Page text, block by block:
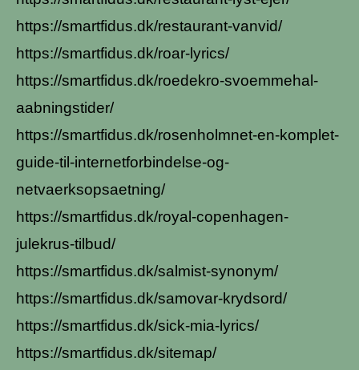
https://smartfidus.dk/restaurant-vanvid/
https://smartfidus.dk/roar-lyrics/
https://smartfidus.dk/roedekro-svoemmehal-
aabningstider/
https://smartfidus.dk/rosenholmnet-en-komplet-
guide-til-internetforbindelse-og-
netvaerksopsaetning/
https://smartfidus.dk/royal-copenhagen-
julekrus-tilbud/
https://smartfidus.dk/salmist-synonym/
https://smartfidus.dk/samovar-krydsord/
https://smartfidus.dk/sick-mia-lyrics/
https://smartfidus.dk/sitemap/